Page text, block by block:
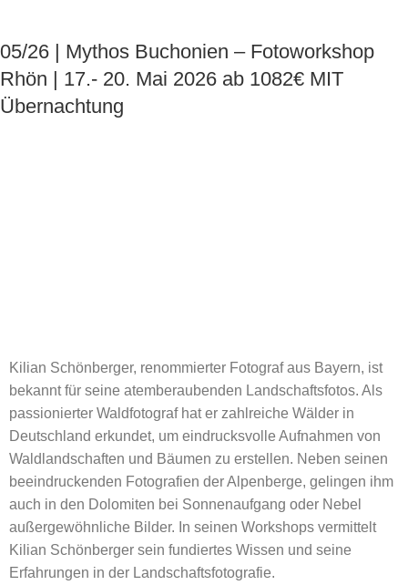
05/26 | Mythos Buchonien – Fotoworkshop
Rhön | 17.- 20. Mai 2026 ab 1082€ MIT
Übernachtung
Kilian Schönberger, renommierter Fotograf aus Bayern, ist
bekannt für seine atemberaubenden Landschaftsfotos. Als
passionierter Waldfotograf hat er zahlreiche Wälder in
Deutschland erkundet, um eindrucksvolle Aufnahmen von
Waldlandschaften und Bäumen zu erstellen. Neben seinen
beeindruckenden Fotografien der Alpenberge, gelingen ihm
auch in den Dolomiten bei Sonnenaufgang oder Nebel
außergewöhnliche Bilder. In seinen Workshops vermittelt
Kilian Schönberger sein fundiertes Wissen und seine
Erfahrungen in der Landschaftsfotografie.